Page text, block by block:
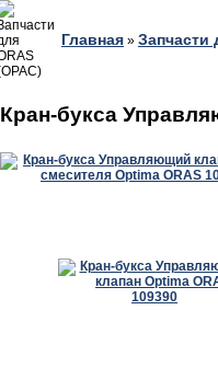
Главная » Запчасти
Кран-букса